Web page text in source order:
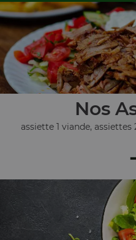
Nos
assiette 1 viande,